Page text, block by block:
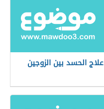
علاج الحسد بين الزوجين